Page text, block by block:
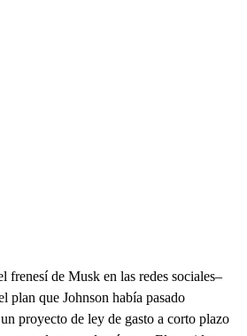
frenesí de Musk en las redes sociales–
plan que Johnson había pasado
proyecto de ley de gasto a corto plazo